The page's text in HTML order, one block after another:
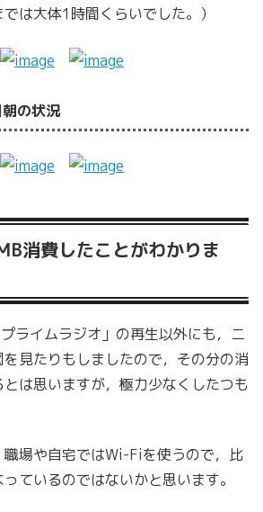
は大体1時間くらいでした。）
の状況
消費したことがわかりま
ライムラジオ」の再生以外にも，ニ
見たりもしましたので，その分の消
は思いますが，極力少なくしたつも
職場や自宅ではWi-Fiを使うので，比
ているのではないかと思います。